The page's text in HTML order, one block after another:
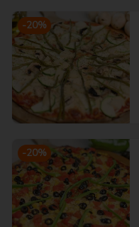
-20%
-20%